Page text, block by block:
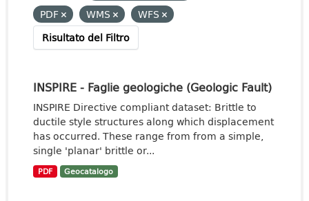
PDF
WMS
WFS
Risultato del Filtro
INSPIRE - Faglie geologiche (Geologic Fault)
INSPIRE Directive compliant dataset: Brittle to
ductile style structures along which displacement
has occurred. These range from from a simple,
single 'planar' brittle or...
PDF Geocatalogo